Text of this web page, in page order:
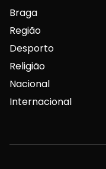
Braga
Região
Desporto
Religião
Nacional
Internacional